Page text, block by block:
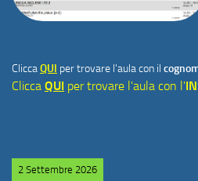
CliccaQUI per trovare l'aula con il
Clicca QUI per trovare l'aula con l'
2 Settembre 2026